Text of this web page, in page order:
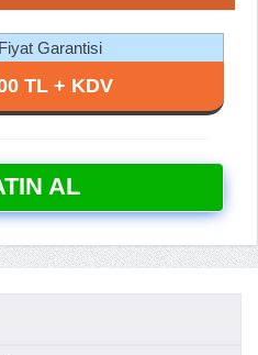
Garantisi
TL + KDV
AL